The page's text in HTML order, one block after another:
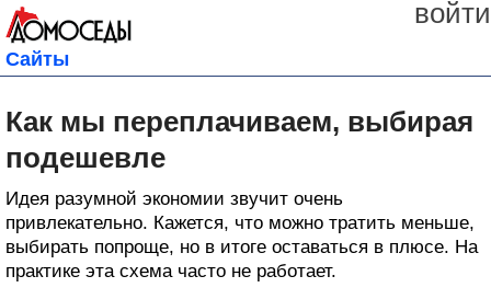
войти
Сайты
Как мы переплачиваем, выбирая
подешевле
Идея разумной экономии звучит очень
привлекательно. Кажется, что можно тратить меньше,
выбирать попроще, но в итоге оставаться в плюсе. На
практике эта схема часто не работает.